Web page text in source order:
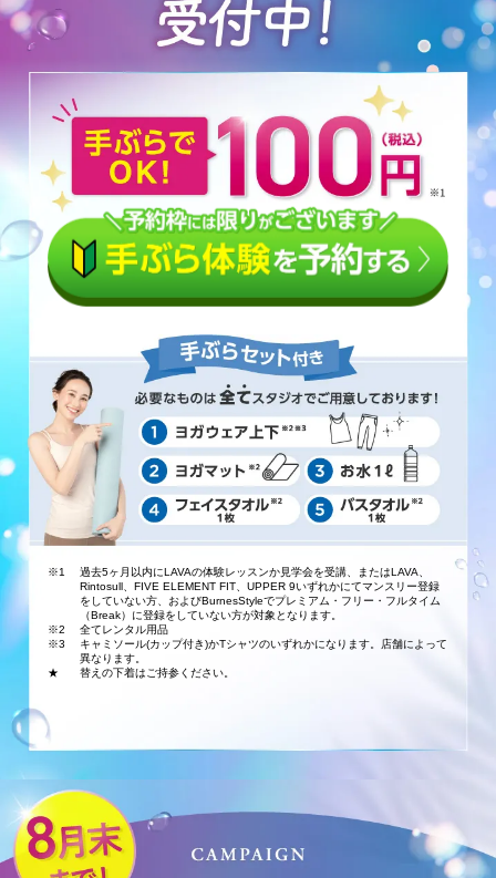
※1
過去5ヶ月以内にLAVAの体験レッスンか見学会を受講、またはLAVA、
Rintosull、FIVE ELEMENT FIT、UPPER 9いずれかにてマンスリー登録
をしていない方、およびBurnesStyleでプレミアム・フリー・フルタイム
（Break）に登録をしていない方が対象となります。
※2
全てレンタル用品
※3
キャミソール(カップ付き)かTシャツのいずれかになります。店舗によって
異なります。
★
替えの下着はご持参ください。